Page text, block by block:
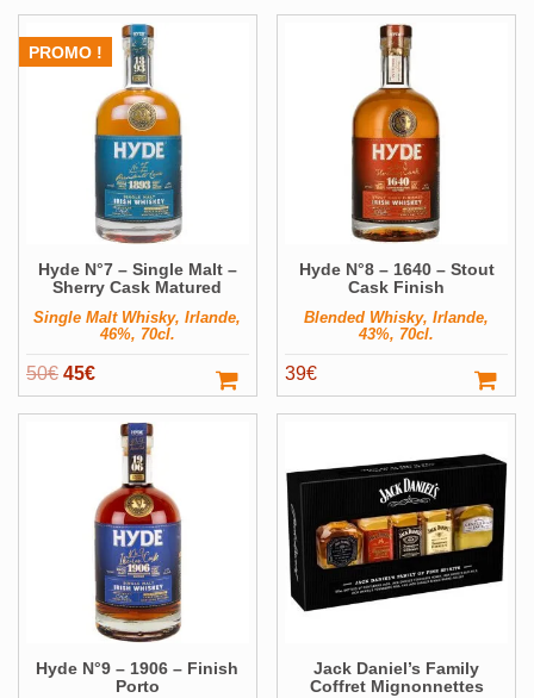
PROMO !
Hyde N°7 – Single Malt –
Sherry Cask Matured
Single Malt Whisky, Irlande,
46%, 70cl.
50€ Le
prix
45€Le
prix
actuel
est :
45€.
Hyde N°8 – 1640 – Stout
Cask Finish
Blended Whisky, Irlande,
43%, 70cl.
39€
Hyde N°9 – 1906 – Finish
Porto
Jack Daniel’s Family
Coffret Mignonnettes